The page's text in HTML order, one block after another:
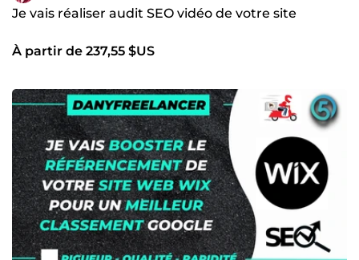
Je vais réaliser audit SEO vidéo de votre site
À partir de 237,55 $US